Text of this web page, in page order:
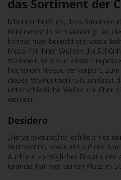
das Sortiment der
Mitunter heißt es, dass Sardinien
Kontinents“ in sich vereinigt. An
könnte man berechtigterweise
Mesa mit ihren Weinen die
Weinwelt nicht nur einfach
höchstem Niveau verkörpert.
dieses Weingutportraits umfasst
unterschiedliche Weine, die über
werden:
Desidero
„Herzenswünsche“ erfüllen hier
Vermentino, sowie ein auf den
Auch ein vorzüglicher Rosato, der
Grande, hat hier seinen Platz im